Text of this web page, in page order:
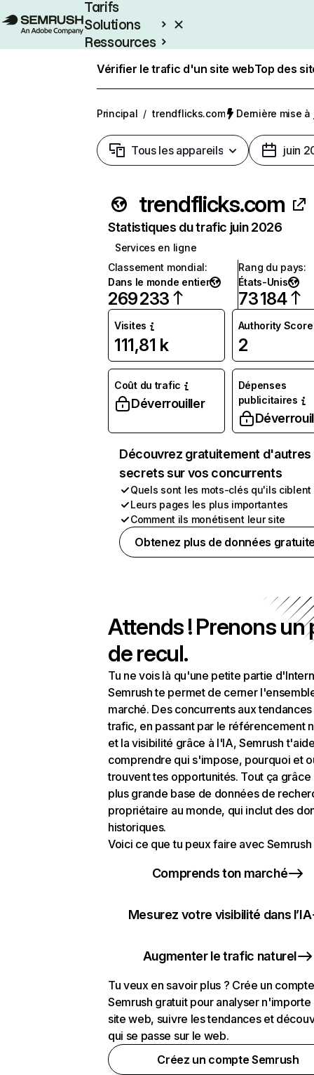
Tarifs
Solutions
Ressources
Vérifier le trafic d'un site webTop des
Principal / trendflicks.com Dernière mise
Tous les appareils juin
trendflicks.com
Statistiques du trafic juin 2026
Services en ligne
Classement mondial:
Dans le monde entier
269 233
Rang du pays:
États-Unis
73 184
Visites
111,81 k
Authority Score
2
Coût du trafic
Déverrouiller
Dépenses
publicitaires
Découvrez gratuitement d'autres
secrets sur vos concurrents
Quels sont les mots-clés qu'ils ciblent
Leurs pages les plus importantes
Comment ils monétisent leur site
Obtenez plus de données
Attends ! Prenons un
de recul.
Tu ne vois là qu'une petite partie
Semrush te permet de cerner
marché. Des concurrents aux
trafic, en passant par le référencement
et la visibilité grâce à l'IA, Semrush
comprendre qui s'impose, pourquoi et
trouvent tes opportunités. Tout ça grâce
plus grande base de données de
propriétaire au monde, qui inclut des
historiques.
Voici ce que tu peux faire avec Semrush
Comprends ton marché
Mesurez votre visibilité dans l’IA
Augmenter le trafic naturel
Tu veux en savoir plus ? Crée un compte
Semrush gratuit pour analyser n'importe
site web, suivre les tendances et
qui se passe sur le web.
Créez un compte Semrush